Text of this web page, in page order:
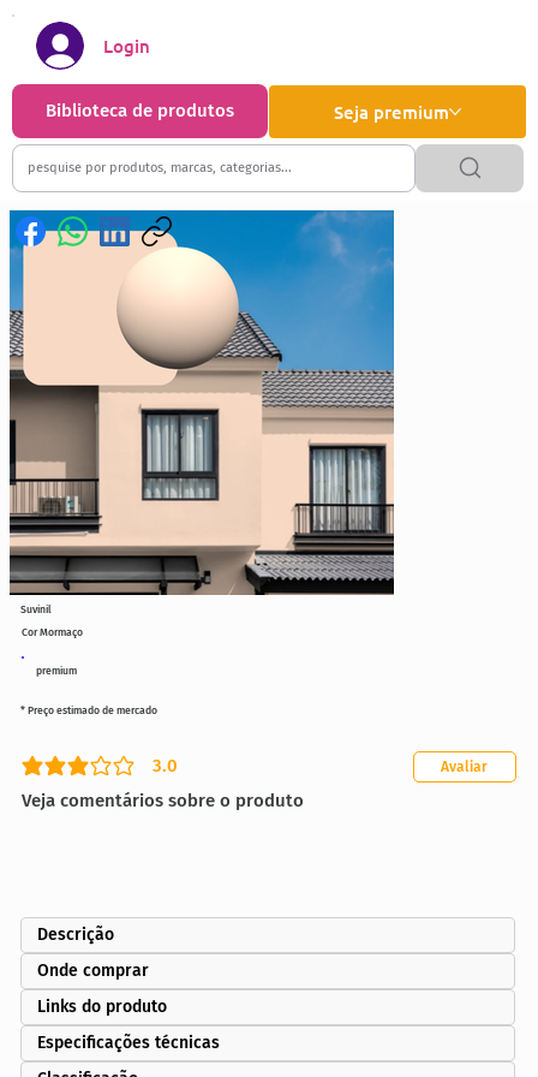
Seja premium
Biblioteca de produtos
Login
premium
Cor Mormaço
3.0
classificação média é 3 de 5
Veja comentários sobre o produto
Avaliar
* Preço estimado de mercado
Suvinil
Descrição
Onde comprar
Links do produto
Especificações técnicas